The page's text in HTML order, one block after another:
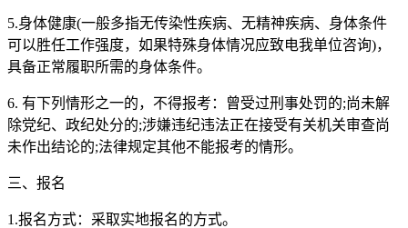
5.身体健康(一般多指无传染性疾病、无精神疾病、身体条件
可以胜任工作强度，如果特殊身体情况应致电我单位咨询)，
具备正常履职所需的身体条件。
6. 有下列情形之一的，不得报考：曾受过刑事处罚的;尚未解
除党纪、政纪处分的;涉嫌违纪违法正在接受有关机关审查尚
未作出结论的;法律规定其他不能报考的情形。
三、报名
1.报名方式：采取实地报名的方式。